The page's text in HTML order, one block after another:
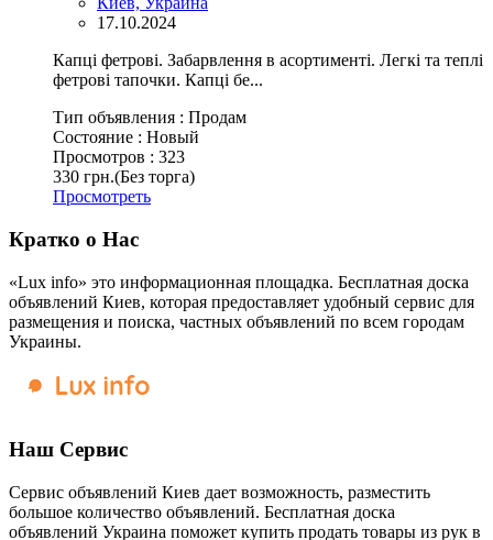
17.10.2024
Капці фетрові. Забарвлення в асортименті. Легкі та теплі
фетрові тапочки. Капці бе...
Тип объявления : Продам
Состояние : Новый
Просмотров : 323
330 грн.(Без торга)
Просмотреть
Кратко о Нас
«Lux info» это информационная площадка. Бесплатная доска
объявлений Киев, которая предоставляет удобный сервис для
размещения и поиска, частных объявлений по всем городам
Украины.
Наш Сервис
Сервис объявлений Киев дает возможность, разместить
большое количество объявлений. Бесплатная доска
объявлений Украина поможет купить продать товары из рук в